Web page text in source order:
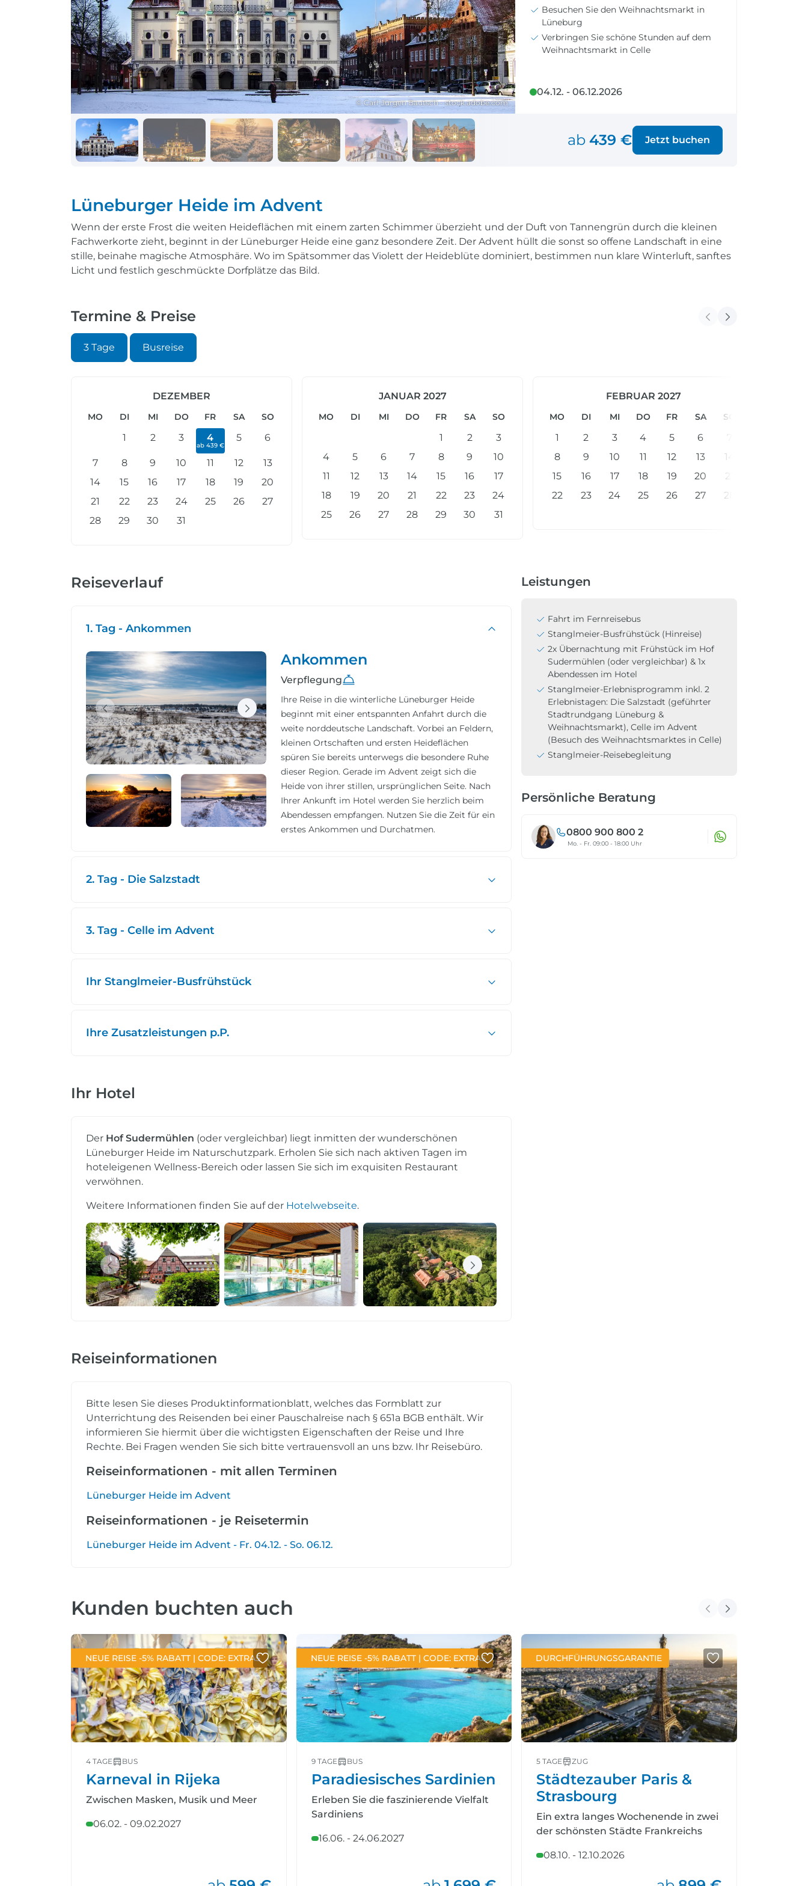
Frankreich Kroatien
Reisen mit
Durchführungsgarantie
Letzte Plätze sichern
Reisekalender
Ihr perfekt geplantes Jahr
Abfahrtsstellen
Alles auf einen Blick
Alle Reiseziele
Reisen mit
Durchführungsgarantie
Letzte Plätze sichern
Reisekalender
Ihr perfekt geplantes Jahr
Ihr Weg zum Flughafen
Flughafentransfer & Parken
Einreisebestimmungen
Landausflüge buchen
© Carl-Jürgen Bautsch - stock.adobe.com
Besuchen Sie den Weihnachtsmarkt in
Lüneburg
Verbringen Sie schöne Stunden auf dem
Weihnachtsmarkt in Celle
04.12. - 06.12.2026
ab 439 € Jetzt buchen
Lüneburger Heide im Advent
Wenn der erste Frost die weiten Heideflächen mit einem zarten Schimmer überzieht und der Duft von Tannengrün durch die kleinen
Fachwerkorte zieht, beginnt in der Lüneburger Heide eine ganz besondere Zeit. Der Advent hüllt die sonst so offene Landschaft in eine
stille, beinahe magische Atmosphäre. Wo im Spätsommer das Violett der Heideblüte dominiert, bestimmen nun klare Winterluft, sanftes
Licht und festlich geschmückte Dorfplätze das Bild.
Termine & Preise
3 Tage Busreise
DEZEMBER
MO DI MI DO FR SA SO
1 2 3 4
ab 439 €
5 6
7 8 9 10 11 12
13
14
15 16 17 18 19
20
21
22 23 24 25 26
27
28
29 30 31
JANUAR 2027
MO DI MI DO FR SA SO
1 2
3
4
5 6 7 8 9
10
11
12 13 14 15 16
17
18
19 20 21 22 23
24
25
26 27 28 29 30 31
FEBRUAR 2027
MO DI MI DO FR SA SO
1 2 3 4 5 6
7
8
9 10 11 12 13
14
15
16 17 18 19 20
21
22
23 24 25 26 27 28
Reiseverlauf
1. Tag - Ankommen
Ankommen
Verpflegung
Ihre Reise in die winterliche Lüneburger Heide
beginnt mit einer entspannten Anfahrt durch die
weite norddeutsche Landschaft. Vorbei an Feldern,
kleinen Ortschaften und ersten Heideflächen
spüren Sie bereits unterwegs die besondere Ruhe
dieser Region. Gerade im Advent zeigt sich die
Heide von ihrer stillen, ursprünglichen Seite. Nach
Ihrer Ankunft im Hotel werden Sie herzlich beim
Abendessen empfangen. Nutzen Sie die Zeit für ein
erstes Ankommen und Durchatmen.
2. Tag - Die Salzstadt
3. Tag - Celle im Advent
Ihr Stanglmeier-Busfrühstück
Ihre Zusatzleistungen p.P.
Ihr Hotel
Der Hof Sudermühlen (oder vergleichbar) liegt inmitten der wunderschönen
Lüneburger Heide im Naturschutzpark. Erholen Sie sich nach aktiven Tagen im
hoteleigenen Wellness-Bereich oder lassen Sie sich im exquisiten Restaurant
verwöhnen.
Weitere Informationen finden Sie auf der Hotelwebseite.
Reiseinformationen
Bitte lesen Sie dieses Produktinformationblatt, welches das Formblatt zur
Unterrichtung des Reisenden bei einer Pauschalreise nach § 651a BGB enthält. Wir
informieren Sie hiermit über die wichtigsten Eigenschaften der Reise und Ihre
Rechte. Bei Fragen wenden Sie sich bitte vertrauensvoll an uns bzw. Ihr Reisebüro.
Reiseinformationen - mit allen Terminen
Lüneburger Heide im Advent
Reiseinformationen - je Reisetermin
Lüneburger Heide im Advent - Fr. 04.12. - So. 06.12.
Leistungen
Fahrt im Fernreisebus
Stanglmeier-Busfrühstück (Hinreise)
2x Übernachtung mit Frühstück im Hof
Sudermühlen (oder vergleichbar) & 1x
Abendessen im Hotel
Stanglmeier-Erlebnisprogramm inkl. 2
Erlebnistagen: Die Salzstadt (geführter
Stadtrundgang Lüneburg &
Weihnachtsmarkt), Celle im Advent
(Besuch des Weihnachtsmarktes in Celle)
Stanglmeier-Reisebegleitung
Persönliche Beratung
0800 900 800 2
Mo. - Fr. 09:00 - 18:00 Uhr
Kunden buchten auch
NEUE REISE -5% RABATT | CODE: EXTRA5
4 TAGE BUS
Karneval in Rijeka
Zwischen Masken, Musik und Meer
06.02. - 09.02.2027
NEUE REISE -5% RABATT | CODE: EXTRA5
9 TAGE BUS
Paradiesisches Sardinien
Erleben Sie die faszinierende Vielfalt
Sardiniens
16.06. - 24.06.2027
DURCHFÜHRUNGSGARANTIE
5 TAGE ZUG
Städtezauber Paris &
Strasbourg
Ein extra langes Wochenende in zwei
der schönsten Städte Frankreichs
08.10. - 12.10.2026